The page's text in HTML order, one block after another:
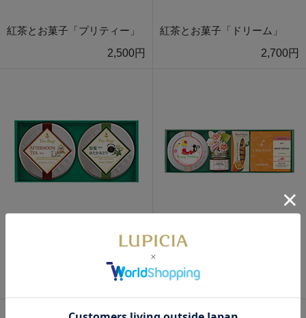
紅茶とお菓子「プリティー」
2,500円
紅茶とお菓子「ドリーム」
2,700円
2,750円
紅茶2種とお菓子「ジョイ」